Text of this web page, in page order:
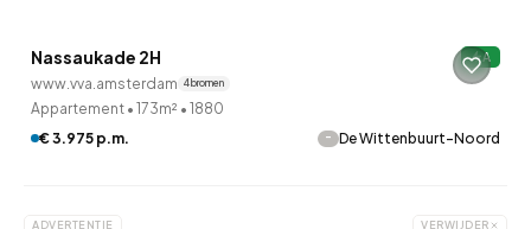
8 uur geleden ontdekt
Nassaukade 2H A
www.vva.amsterdam 4 bronnen
Appartement • 173m² • 1880
€ 3.975 p.m.
- De Wittenbuurt-Noord
ADVERTENTIE VERWIJDER